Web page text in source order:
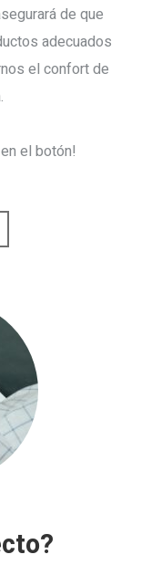
de que
adecuados
el confort de
el botón!